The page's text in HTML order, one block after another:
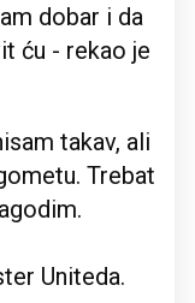
dobar i da
ću - rekao je
takav, ali
Trebat
Uniteda.